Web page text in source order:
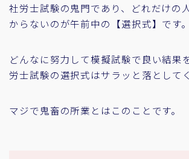
社労士試験の鬼門であり、どれだけの
からないのが午前中の【選択式】です。
どんなに努力して模擬試験で良い結果
労士試験の選択式はサラッと落として
マジで鬼畜の所業とはこのことです。